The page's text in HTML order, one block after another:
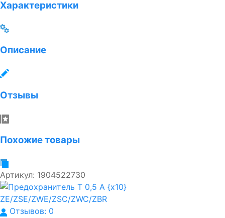
Характеристики
Описание
Отзывы
Похожие товары
Артикул: 1904522730
Отзывов: 0